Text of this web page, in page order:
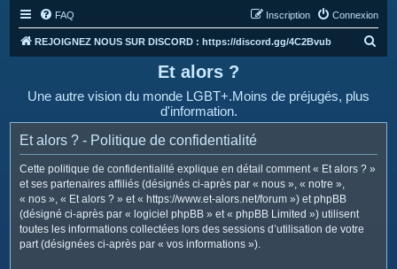
FAQ Connexion
Inscription
REJOIGNEZ NOUS SUR DISCORD : https://discord.gg/4C2Bvub
e
Et alors ?
Une autre vision du monde LGBT+.Moins de préjugés, plus
d'information.
Et alors ? - Politique de confidentialité
Cette politique de confidentialité explique en détail comment « Et alors ? »
et ses partenaires affiliés (désignés ci-après par « nous », « notre »,
« nos », « Et alors ? » et « https://www.et-alors.net/forum ») et phpBB
(désigné ci-après par « logiciel phpBB » et « phpBB Limited ») utilisent
toutes les informations collectées lors des sessions d’utilisation de votre
part (désignées ci-après par « vos informations »).